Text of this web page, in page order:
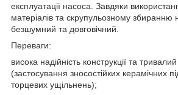
експлуатації насоса. Завдяки
матеріалів та скрупульозному збиранню
безшумний та довговічний.
Переваги:
висока надійність конструкції та
(застосування зносостійких керамічних
торцевих ущільнень);